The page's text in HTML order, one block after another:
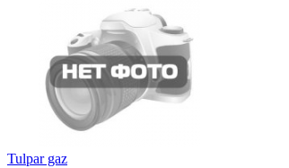
Tulpar gaz